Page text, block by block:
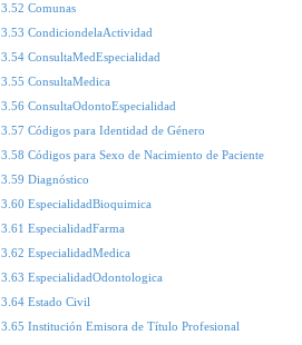
3.52 Comunas
3.53 CondiciondelaActividad
3.54 ConsultaMedEspecialidad
3.55 ConsultaMedica
3.56 ConsultaOdontoEspecialidad
3.57 Códigos para Identidad de Género
3.58 Códigos para Sexo de Nacimiento de Paciente
3.59 Diagnóstico
3.60 EspecialidadBioquimica
3.61 EspecialidadFarma
3.62 EspecialidadMedica
3.63 EspecialidadOdontologica
3.64 Estado Civil
3.65 Institución Emisora de Título Profesional